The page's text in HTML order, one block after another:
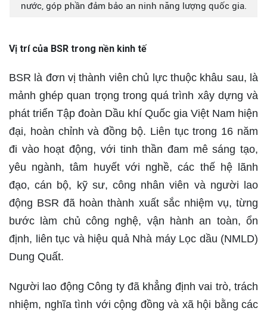
nước, góp phần đảm bảo an ninh năng lượng quốc gia.
Vị trí của BSR trong nền kinh tế
BSR là đơn vị thành viên chủ lực thuộc khâu sau, là
mảnh ghép quan trọng trong quá trình xây dựng và
phát triển Tập đoàn Dầu khí Quốc gia Việt Nam hiện
đại, hoàn chỉnh và đồng bộ. Liên tục trong 16 năm
đi vào hoạt động, với tinh thần đam mê sáng tạo,
yêu ngành, tâm huyết với nghề, các thế hệ lãnh
đạo, cán bộ, kỹ sư, công nhân viên và người lao
động BSR đã hoàn thành xuất sắc nhiệm vụ, từng
bước làm chủ công nghệ, vận hành an toàn, ổn
định, liên tục và hiệu quả Nhà máy Lọc dầu (NMLD)
Dung Quất.
Người lao động Công ty đã khẳng định vai trò, trách
nhiệm, nghĩa tình với cộng đồng và xã hội bằng các